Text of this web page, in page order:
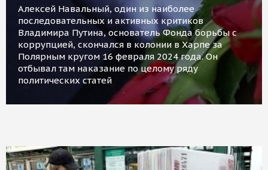
Алексей Навальный, один из наиболее
последовательных и активных критиков
Владимира Путина, основатель Фонда борьбы с
коррупцией, скончался в колонии в Харпе за
Полярным кругом 16 февраля 2024 года. Он
отбывал там наказание по целому ряду
политических статей